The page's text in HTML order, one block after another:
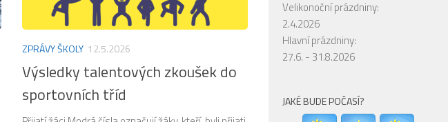
ZPRÁVY ŠKOLY 12.5.2026
Výsledky talentových zkoušek do
sportovních tříd
Velikonoční prázdniny:
2.4.2026
Hlavní prázdniny:
27.6. - 31.8.2026
JAKÉ BUDE POČASÍ?